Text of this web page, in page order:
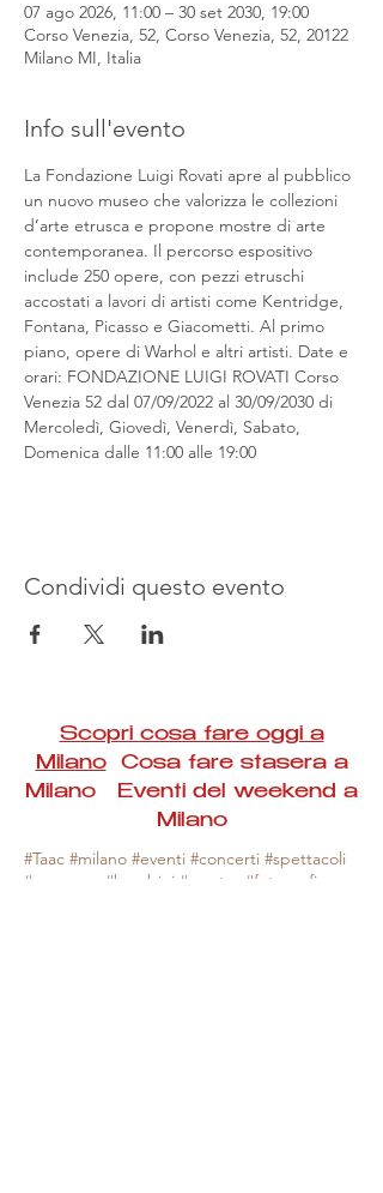
07 ago 2026, 11:00 – 30 set 2030, 19:00
Corso Venezia, 52, Corso Venezia, 52, 20122
Milano MI, Italia
Info sull'evento
La Fondazione Luigi Rovati apre al pubblico
un nuovo museo che valorizza le collezioni
d’arte etrusca e propone mostre di arte
contemporanea. Il percorso espositivo
include 250 opere, con pezzi etruschi
accostati a lavori di artisti come Kentridge,
Fontana, Picasso e Giacometti. Al primo
piano, opere di Warhol e altri artisti. Date e
orari: FONDAZIONE LUIGI ROVATI Corso
Venezia 52 dal 07/09/2022 al 30/09/2030 di
Mercoledì, Giovedì, Venerdì, Sabato,
Domenica dalle 11:00 alle 19:00
Condividi questo evento
Scopri cosa fare oggi a
MilanoCosa fare stasera a
Milano Eventi del weekend a
Milano
#Taac #milano #eventi #concerti #spettacoli
#rassegne #bambini #mostre #fotografia